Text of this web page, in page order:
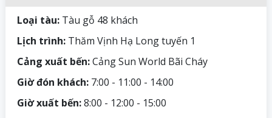
Loại tàu: Tàu gỗ 48 khách
Lịch trình: Thăm Vịnh Hạ Long tuyến 1
Cảng xuất bến:Cảng Sun World Bãi Cháy
Giờ đón khách: 7:00 - 11:00 - 14:00
Giờ xuất bến:8:00 - 12:00 - 15:00